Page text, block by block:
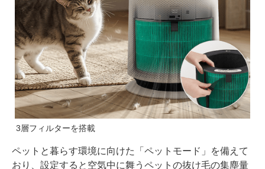
3層フィルターを搭載
ペットと暮らす環境に向けた「ペットモード」を備えて
おり、設定すると空気中に舞うペットの抜け毛の集塵量